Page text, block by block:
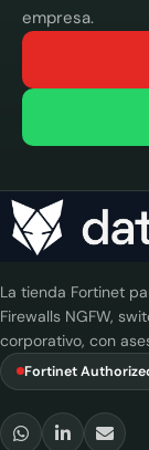
empresa.
La tienda Fortinet
Firewalls NGFW,
corporativo, con
Fortinet